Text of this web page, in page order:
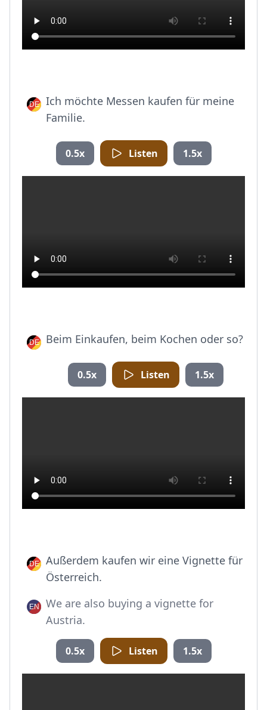
Ich möchte Messen kaufen für meine
Familie.
0.5x Listen 1.5x
Beim Einkaufen, beim Kochen oder so?
0.5x Listen 1.5x
Außerdem kaufen wir eine Vignette für
Österreich.
We are also buying a vignette for
Austria.
0.5x Listen 1.5x